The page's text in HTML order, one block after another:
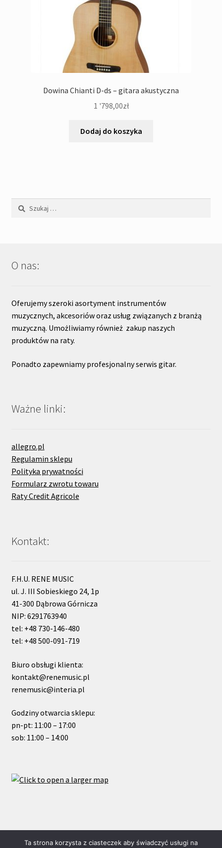
Dowina Chianti D-ds – gitara akustyczna
1 '798,00zł
Dodaj do koszyka
Szukaj:
O nas:
Oferujemy szeroki asortyment instrumentów
muzycznych, akcesoriów oraz usług związanych z branżą
muzyczną. Umożliwiamy również zakup naszych
produktów na raty.
Ponadto zapewniamy profesjonalny serwis gitar.
Ważne linki:
allegro.pl
Regulamin sklepu
Polityka prywatności
Formularz zwrotu towaru
Raty Credit Agricole
Kontakt:
F.H.U. RENE MUSIC
ul. J. III Sobieskiego 24, 1p
41-300 Dąbrowa Górnicza
NIP: 6291763940
tel: +48 730-146-480
tel: +48 500-091-719
Biuro obsługi klienta:
kontakt@renemusic.pl
renemusic@interia.pl
Godziny otwarcia sklepu:
pn-pt: 11:00 – 17:00
sob: 11:00 – 14:00
© ReneMusic 2022 Powered by Michal Zalas
Ta strona korzysta z ciasteczek aby świadczyć usługi na